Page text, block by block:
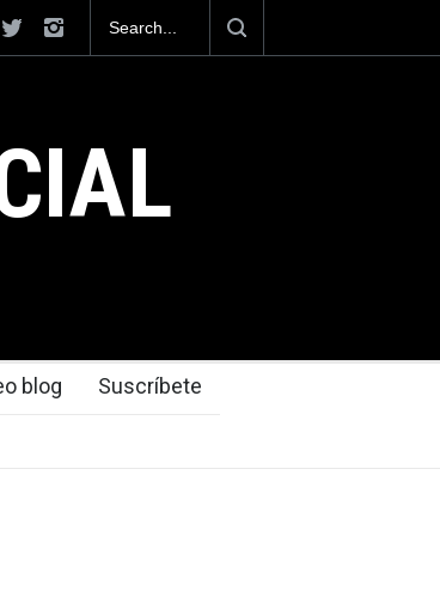
posiciona como el cuarto exportador aeroespacial
al superar los 13,600 millones de dólares en
en el 2025.
blog Suscríbete